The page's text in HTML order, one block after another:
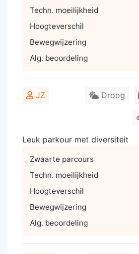
Techn. moeilijkheid
Hoogteverschil
Bewegwijzering
Alg. beoordeling
JZ Droog
Leuk parkour met diversiteit
Zwaarte parcours
Techn. moeilijkheid
Hoogteverschil
Bewegwijzering
Alg. beoordeling